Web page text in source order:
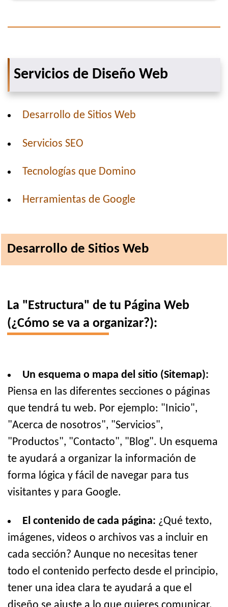
Servicios de Diseño Web
Desarrollo de Sitios Web
Servicios SEO
Tecnologías que Domino
Herramientas de Google
Desarrollo de Sitios Web
La "Estructura" de tu Página Web
(¿Cómo se va a organizar?):
Un esquema o mapa del sitio (Sitemap):
Piensa en las diferentes secciones o páginas
que tendrá tu web. Por ejemplo: "Inicio",
"Acerca de nosotros", "Servicios",
"Productos", "Contacto", "Blog". Un esquema
te ayudará a organizar la información de
forma lógica y fácil de navegar para tus
visitantes y para Google.
El contenido de cada página: ¿Qué texto,
imágenes, videos o archivos vas a incluir en
cada sección? Aunque no necesitas tener
todo el contenido perfecto desde el principio,
tener una idea clara te ayudará a que el